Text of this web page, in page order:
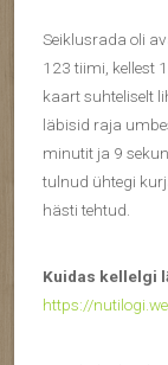
Seiklusrada oli
123 tiimi, kellest
kaart suhteliselt
läbisid raja
minutit ja 9
tulnud ühtegi
hästi tehtud.
Kuidas kellelgi
https://